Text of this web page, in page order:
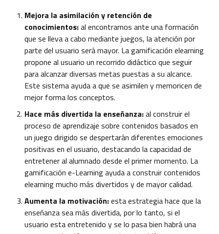
Mejora la asimilación y retención de
conocimientos:al encontrarnos ante una formación
que se lleva a cabo mediante juegos, la atención por
parte del usuario será mayor. La gamificación elearning
propone al usuario un recorrido didáctico que seguir
para alcanzar diversas metas puestas a su alcance.
Este sistema ayuda a que se asimilen y memoricen de
mejor forma los conceptos.
Hace más divertida la enseñanza:al construir el
proceso de aprendizaje sobre contenidos basados en
un juego dirigido se despertarán diferentes emociones
positivas en el usuario, destacando la capacidad de
entretener al alumnado desde el primer momento. La
gamificación e-Learning ayuda a construir contenidos
elearning mucho más divertidos y de mayor calidad.
Aumenta la motivación:esta estrategia hace que la
enseñanza sea más divertida, por lo tanto, si el
usuario esta entretenido y se lo pasa bien habrá una